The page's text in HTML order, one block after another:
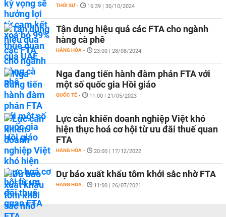
THỜI SỰ - 16:39 | 30/10/2024
Tận dụng hiệu quả các FTA cho ngành
hàng cà phê
HÀNG HÓA - 23:00 | 28/08/2024
Nga đang tiến hành đàm phán FTA với
một số quốc gia Hồi giáo
QUỐC TẾ - 11:00 | 21/05/2023
Lực cản khiến doanh nghiệp Việt khó
hiện thực hoá cơ hội từ ưu đãi thuế quan
FTA
HÀNG HÓA - 20:00 | 17/12/2022
Dự báo xuất khẩu tôm khởi sắc nhờ FTA
HÀNG HÓA - 11:00 | 26/07/2021